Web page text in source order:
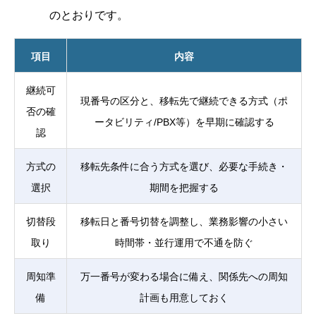
のとおりです。
項目 内容
継続可
否の確
認
現番号の区分と、移転先で継続できる方式（ポ
ータビリティ/PBX等）を早期に確認する
方式の
選択
移転先条件に合う方式を選び、必要な手続き・
期間を把握する
切替段
取り
移転日と番号切替を調整し、業務影響の小さい
時間帯・並行運用で不通を防ぐ
周知準
備
万一番号が変わる場合に備え、関係先への周知
計画も用意しておく